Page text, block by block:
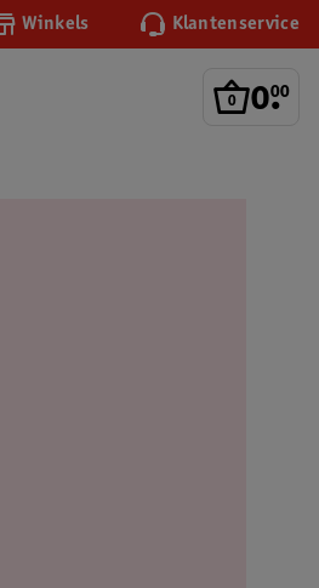
Winkels Klantenservice
0.
00